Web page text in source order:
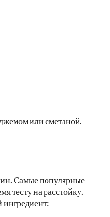
или сметаной.
Самые популярные
тесту на расстойку.